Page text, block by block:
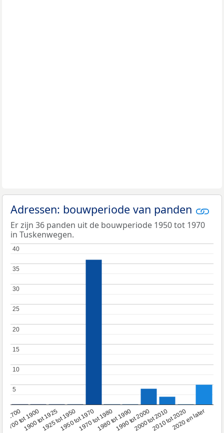
Adressen: bouwperiode van panden
Er zijn 36 panden uit de bouwperiode 1950 tot 1970
in Tuskenwegen.
1700
1700 tot 1900
1900 tot 19251925 tot 19501950 tot 19701970 tot 19801980 tot 19901990 tot 20002000 tot 20102010 tot 20202020 en later
5
5
10
10
15
15
20
20
25
25
30
30
35
35
40
40